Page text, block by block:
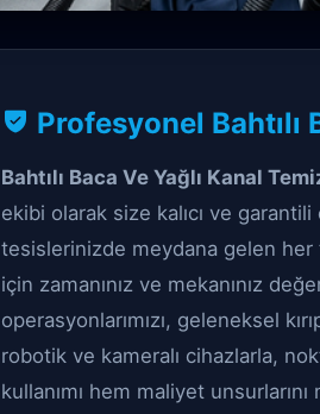
Bahtılı Baca
Profesyonel Bahtılı
Bahtılı Baca Ve Yağlı Kanal
ekibi olarak size kalıcı ve
tesislerinizde meydana gelen her
için zamanınız ve mekanınız
operasyonlarımızı, geleneksel
robotik ve kameralı cihazlarla,
kullanımı hem maliyet